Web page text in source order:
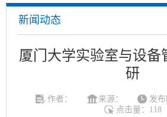
新闻动态
厦门大学实验室与设备
研
作者： 来源：
发
点击量： 118